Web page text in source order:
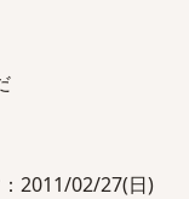
2011/02/27(日)